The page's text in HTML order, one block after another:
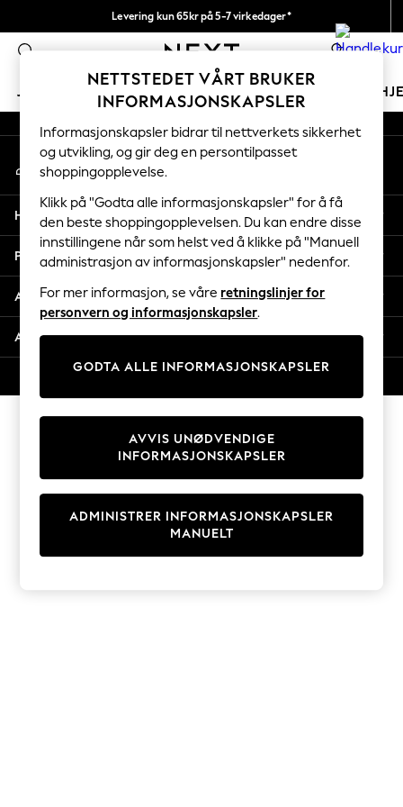
Levering kun 65kr på 5-7 virkedager*
Vi betaler alle tollavgifter 0
JENTER GUTTER BABY KVINNER
GIRLS
New In
50 - 92cm
98 - 110cm
116 - 134cm
140 - 174cm
Trending: Top & Short Sets
Trending: Clogs
Toy Story
THE SET
Coats & Jackets
Sweatshirts & Hoodies
Knitwear
Cardigans
Dresses
Sets & Outfits
T-Shirts
An error occurred on client
Våre sosiale nettverk
Min konto
Logg inn på kontoen din
Hjelp
Personvern & Juridisk
Avdelinger
Andre tjenester
NETTSTEDET VÅRT BRUKER
INFORMASJONSKAPSLER
Informasjonskapsler bidrar til nettverkets sikkerhet
og utvikling, og gir deg en persontilpasset
shoppingopplevelse.
Klikk på "Godta alle informasjonskapsler" for å få
den beste shoppingopplevelsen. Du kan endre disse
innstillingene når som helst ved å klikke på "Manuell
administrasjon av informasjonskapsler" nedenfor.
For mer informasjon, se våre retningslinjer for
personvern og informasjonskapsler.
GODTA ALLE INFORMASJONSKAPSLER
ADMINISTRER INFORMASJONSKAPSLER
MANUELT
AVVIS UNØDVENDIGE
INFORMASJONSKAPSLER